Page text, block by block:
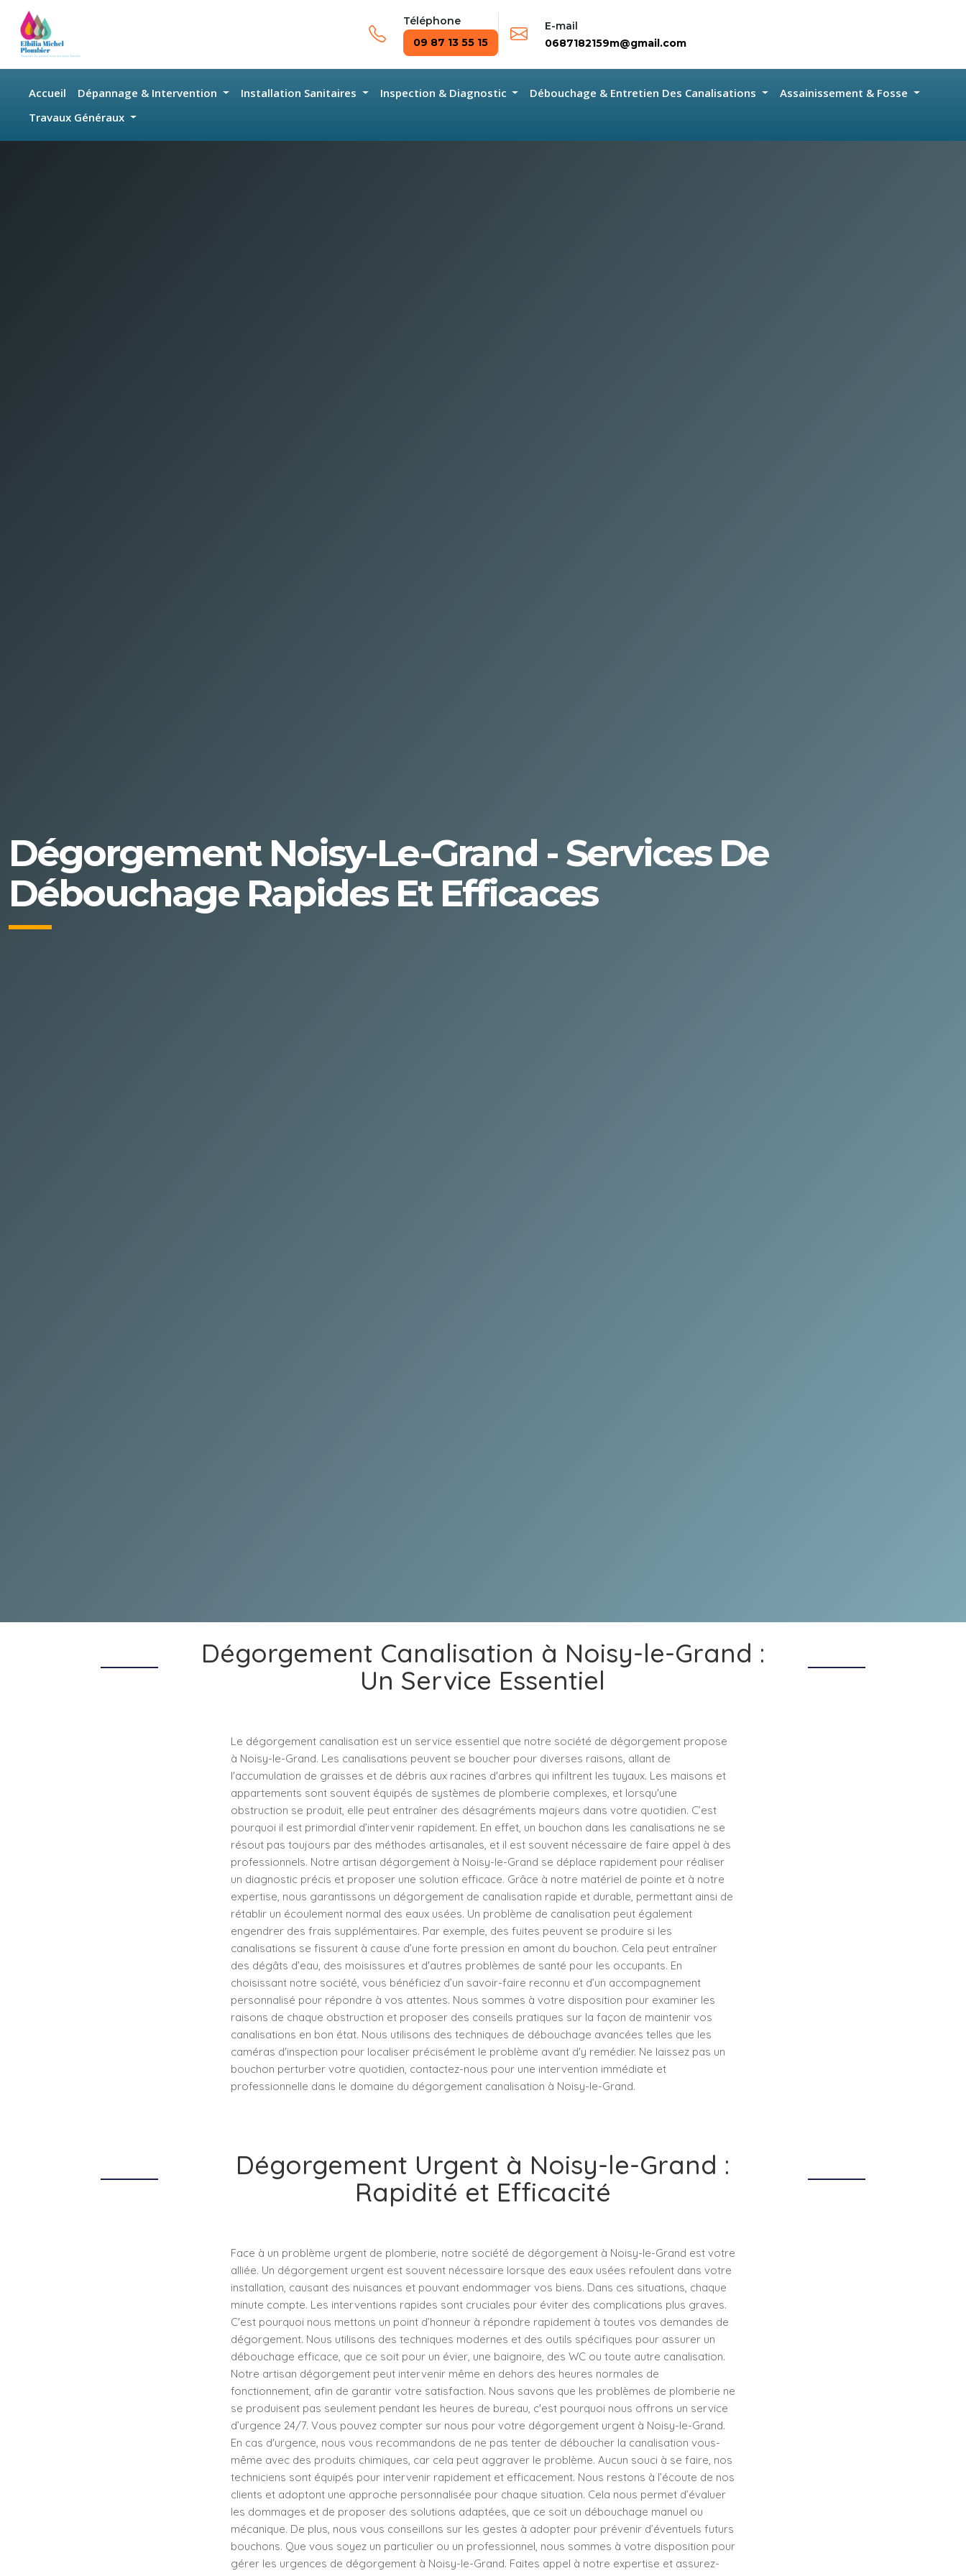
Skip to main content
Téléphone
09 87 13 55 15
E-mail
0687182159m@gmail.com
Accueil Dépannage & Intervention Installation Sanitaires Inspection & Diagnostic Débouchage & Entretien Des Canalisations
Assainissement & Fosse
Travaux Généraux
Dégorgement Noisy-Le-Grand - Services De
Débouchage Rapides Et Efficaces
Dégorgement Canalisation à Noisy-le-Grand :
Un Service Essentiel
Le dégorgement canalisation est un service essentiel que notre société de dégorgement propose
à Noisy-le-Grand. Les canalisations peuvent se boucher pour diverses raisons, allant de
l'accumulation de graisses et de débris aux racines d'arbres qui infiltrent les tuyaux. Les maisons et
appartements sont souvent équipés de systèmes de plomberie complexes, et lorsqu'une
obstruction se produit, elle peut entraîner des désagréments majeurs dans votre quotidien. C’est
pourquoi il est primordial d’intervenir rapidement. En effet, un bouchon dans les canalisations ne se
résout pas toujours par des méthodes artisanales, et il est souvent nécessaire de faire appel à des
professionnels. Notre artisan dégorgement à Noisy-le-Grand se déplace rapidement pour réaliser
un diagnostic précis et proposer une solution efficace. Grâce à notre matériel de pointe et à notre
expertise, nous garantissons un dégorgement de canalisation rapide et durable, permettant ainsi de
rétablir un écoulement normal des eaux usées. Un problème de canalisation peut également
engendrer des frais supplémentaires. Par exemple, des fuites peuvent se produire si les
canalisations se fissurent à cause d’une forte pression en amont du bouchon. Cela peut entraîner
des dégâts d’eau, des moisissures et d'autres problèmes de santé pour les occupants. En
choisissant notre société, vous bénéficiez d’un savoir-faire reconnu et d’un accompagnement
personnalisé pour répondre à vos attentes. Nous sommes à votre disposition pour examiner les
raisons de chaque obstruction et proposer des conseils pratiques sur la façon de maintenir vos
canalisations en bon état. Nous utilisons des techniques de débouchage avancées telles que les
caméras d'inspection pour localiser précisément le problème avant d'y remédier. Ne laissez pas un
bouchon perturber votre quotidien, contactez-nous pour une intervention immédiate et
professionnelle dans le domaine du dégorgement canalisation à Noisy-le-Grand.
Dégorgement Urgent à Noisy-le-Grand :
Rapidité et Efficacité
Face à un problème urgent de plomberie, notre société de dégorgement à Noisy-le-Grand est votre
alliée. Un dégorgement urgent est souvent nécessaire lorsque des eaux usées refoulent dans votre
installation, causant des nuisances et pouvant endommager vos biens. Dans ces situations, chaque
minute compte. Les interventions rapides sont cruciales pour éviter des complications plus graves.
C'est pourquoi nous mettons un point d’honneur à répondre rapidement à toutes vos demandes de
dégorgement. Nous utilisons des techniques modernes et des outils spécifiques pour assurer un
débouchage efficace, que ce soit pour un évier, une baignoire, des WC ou toute autre canalisation.
Notre artisan dégorgement peut intervenir même en dehors des heures normales de
fonctionnement, afin de garantir votre satisfaction. Nous savons que les problèmes de plomberie ne
se produisent pas seulement pendant les heures de bureau, c'est pourquoi nous offrons un service
d’urgence 24/7. Vous pouvez compter sur nous pour votre dégorgement urgent à Noisy-le-Grand.
En cas d'urgence, nous vous recommandons de ne pas tenter de déboucher la canalisation vous-
même avec des produits chimiques, car cela peut aggraver le problème. Aucun souci à se faire, nos
techniciens sont équipés pour intervenir rapidement et efficacement. Nous restons à l’écoute de nos
clients et adoptont une approche personnalisée pour chaque situation. Cela nous permet d’évaluer
les dommages et de proposer des solutions adaptées, que ce soit un débouchage manuel ou
mécanique. De plus, nous vous conseillons sur les gestes à adopter pour prévenir d’éventuels futurs
bouchons. Que vous soyez un particulier ou un professionnel, nous sommes à votre disposition pour
gérer les urgences de dégorgement à Noisy-le-Grand. Faites appel à notre expertise et assurez-